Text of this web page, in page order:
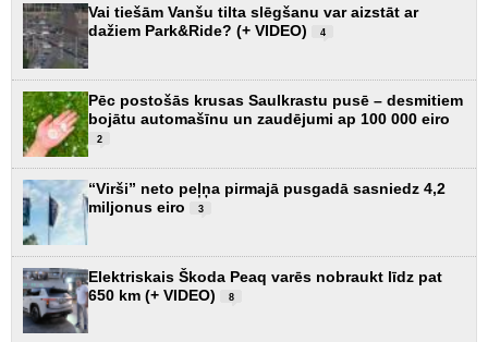
Vai tiešām Vanšu tilta slēgšanu var aizstāt ar
dažiem Park&Ride? (+ VIDEO)
4
Pēc postošās krusas Saulkrastu pusē – desmitiem
bojātu automašīnu un zaudējumi ap 100 000 eiro
2
“Virši” neto peļņa pirmajā pusgadā sasniedz 4,2
miljonus eiro
3
Elektriskais Škoda Peaq varēs nobraukt līdz pat
650 km (+ VIDEO)
8